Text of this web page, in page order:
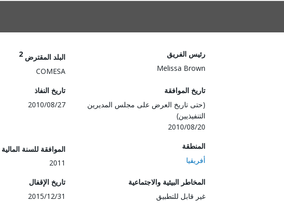
رئيس الفريق
Melissa Brown
البلد المقترض 2
COMESA
تاريخ الموافقة
(حتى تاريخ العرض على مجلس المديرين
التنفيذيين)
2010/08/20
تاريخ النفاذ
2010/08/27
المنطقة
أفريقيا
الموافقة للسنة المالية
2011
المخاطر البيئية والاجتماعية
غير قابل للتطبيق
تاريخ الإقفال
2015/12/31